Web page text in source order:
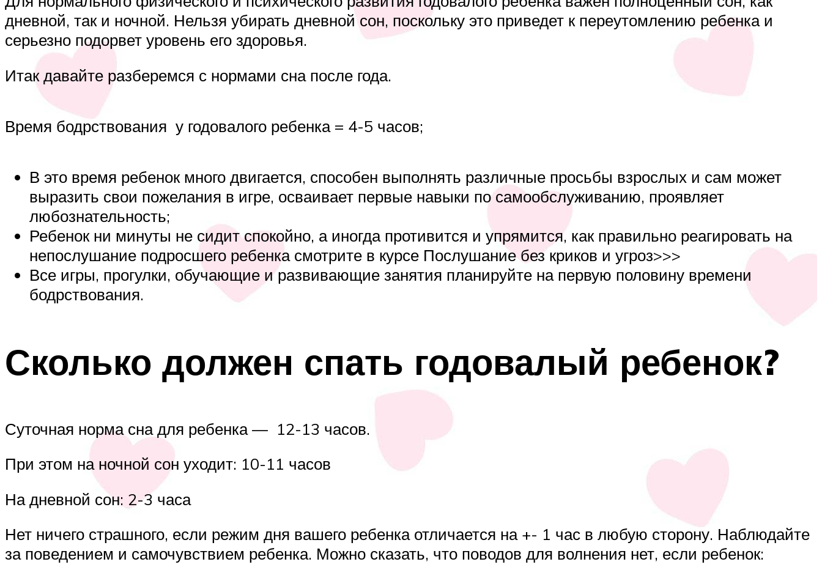
дневной, так и ночной. Нельзя убирать дневной сон, поскольку это приведет к переутомлению ребенка и
серьезно подорвет уровень его здоровья.
Итак давайте разберемся с нормами сна после года.
Время бодрствования у годовалого ребенка = 4-5 часов;
В это время ребенок много двигается, способен выполнять различные просьбы взрослых и сам может
выразить свои пожелания в игре, осваивает первые навыки по самообслуживанию, проявляет
любознательность;
Ребенок ни минуты не сидит спокойно, а иногда противится и упрямится, как правильно реагировать на
непослушание подросшего ребенка смотрите в курсе Послушание без криков и угроз>>>
Все игры, прогулки, обучающие и развивающие занятия планируйте на первую половину времени
бодрствования.
Сколько должен спать годовалый ребенок?
Суточная норма сна для ребенка — 12-13 часов.
При этом на ночной сон уходит: 10-11 часов
На дневной сон: 2-3 часа
Нет ничего страшного, если режим дня вашего ребенка отличается на +- 1 час в любую сторону. Наблюдайте
за поведением и самочувствием ребенка. Можно сказать, что поводов для волнения нет, если ребенок: